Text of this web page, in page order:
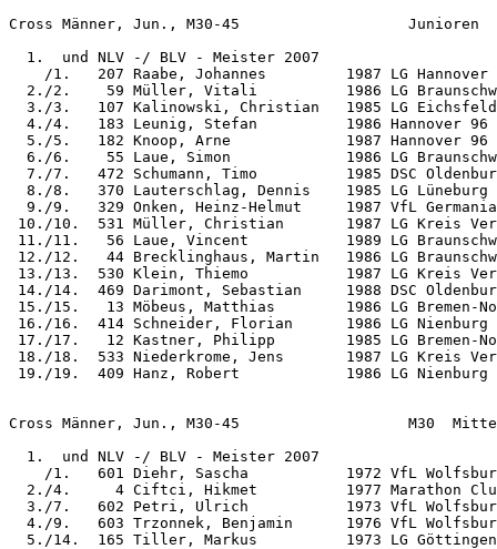
Cross Männer, Jun., M30-45                   Junioren
  1.  und NLV -/ BLV - Meister 2007
/1.   207 Raabe, Johannes         1987 LG Hannover
2./2.    59 Müller, Vitali          1986 LG
3./3.   107 Kalinowski, Christian   1985 LG
4./4.   183 Leunig, Stefan          1986 Hannover 96
5./5.   182 Knoop, Arne             1987 Hannover 96
6./6.    55 Laue, Simon             1986 LG
7./7.   472 Schumann, Timo          1985 DSC
8./8.   370 Lauterschlag, Dennis    1985 LG Lüneburg
9./9.   329 Onken, Heinz-Helmut     1987 VfL
10./10.  531 Müller, Christian       1987 LG Kreis
11./11.   56 Laue, Vincent           1989 LG
12./12.   44 Brecklinghaus, Martin   1986 LG
13./13.  530 Klein, Thiemo           1987 LG Kreis
14./14.  469 Darimont, Sebastian     1988 DSC
15./15.   13 Möbeus, Matthias        1986 LG
16./16.  414 Schneider, Florian      1986 LG
17./17.   12 Kastner, Philipp        1985 LG
18./18.  533 Niederkrome, Jens       1987 LG
19./19.  409 Hanz, Robert            1986 LG
Cross Männer, Jun., M30-45                   M30
  1.  und NLV -/ BLV - Meister 2007
/1.   601 Diehr, Sascha           1972 VfL
2./4.     4 Ciftci, Hikmet          1977 Marathon
3./7.   602 Petri, Ulrich           1973 VfL
4./9.   603 Trzonnek, Benjamin      1976 VfL
5./14.  165 Tiller, Markus          1973 LG